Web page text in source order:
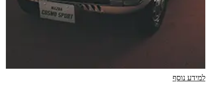
למידע נוסף